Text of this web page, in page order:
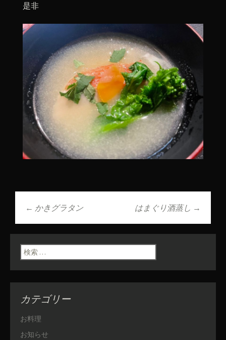
是非
投稿ナビゲーショ
ン
← かきグラタン はまぐり酒蒸し →
検索:
カテゴリー
お料理
お知らせ